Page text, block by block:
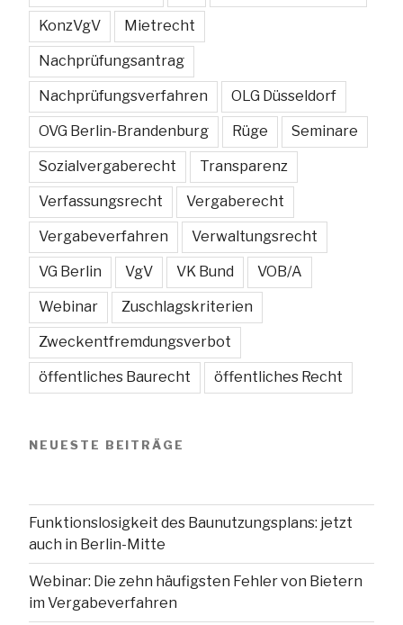
KonzVgV Mietrecht
Nachprüfungsantrag
Nachprüfungsverfahren OLG Düsseldorf
OVG Berlin-Brandenburg Rüge Seminare
Sozialvergaberecht Transparenz
Verfassungsrecht Vergaberecht
Vergabeverfahren Verwaltungsrecht
VG Berlin VgV VK Bund VOB/A
Webinar Zuschlagskriterien
Zweckentfremdungsverbot
öffentliches Baurecht öffentliches Recht
NEUESTE BEITRÄGE
Funktionslosigkeit des Baunutzungsplans: jetzt
auch in Berlin-Mitte
Webinar: Die zehn häufigsten Fehler von Bietern
im Vergabeverfahren